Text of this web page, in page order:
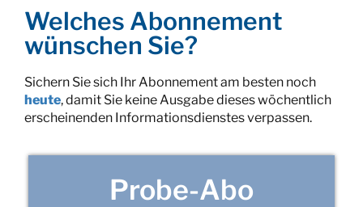
Welches Abonnement
wünschen Sie?
Sichern Sie sich Ihr Abonnement am besten noch
heute, damit Sie keine Ausgabe dieses wöchentlich
erscheinenden Informationsdienstes verpassen.
Probe-Abo